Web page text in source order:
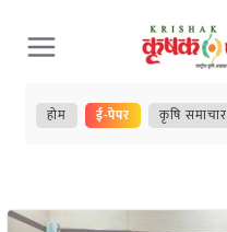
Skip
to
content
होम ई-पेपर कृषि समाचार